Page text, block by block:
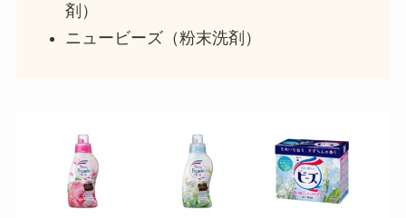
剤）
ニュービーズ（粉末洗剤）